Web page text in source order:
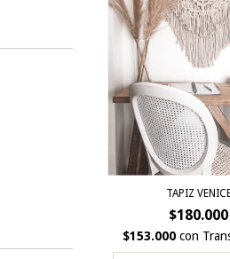
TAPIZ
$180.000
$153.000 con